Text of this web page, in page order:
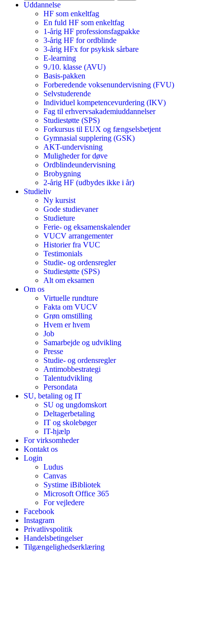
Uddannelse
HF som enkeltfag
En fuld HF som enkeltfag
1-årig HF professionsfagpakke
3-årig HF for ordblinde
3-årig HFx for psykisk sårbare
E-learning
9./10. klasse (AVU)
Basis-pakken
Forberedende voksenundervisning (FVU)
Selvstuderende
Individuel kompetencevurdering (IKV)
Fag til erhvervsakademiuddannelser
Studiestøtte (SPS)
Forkursus til EUX og fængselsbetjent
Gymnasial supplering (GSK)
AKT-undervisning
Muligheder for døve
Ordblindeundervisning
Brobygning
2-årig HF (udbydes ikke i år)
Studieliv
Ny kursist
Gode studievaner
Studieture
Ferie- og eksamenskalender
VUCV arrangementer
Historier fra VUC
Testimonials
Studie- og ordensregler
Studiestøtte (SPS)
Alt om eksamen
Om os
Virtuelle rundture
Fakta om VUCV
Grøn omstilling
Hvem er hvem
Job
Samarbejde og udvikling
Presse
Studie- og ordensregler
Antimobbestrategi
Talentudvikling
Persondata
SU, betaling og IT
SU og ungdomskort
Deltagerbetaling
IT og skolebøger
IT-hjælp
For virksomheder
Kontakt os
Login
Ludus
Canvas
Systime iBibliotek
Microsoft Office 365
For vejledere
Facebook
Instagram
Privatlivspolitik
Handelsbetingelser
Tilgængelighedserklæring